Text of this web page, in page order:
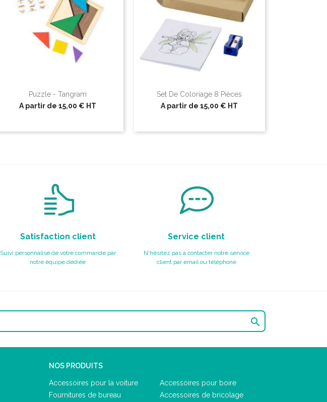
Puzzle - Tangram
A partir de 15,00 € HT
Set De Coloriage 8 Pièces
A partir de15,00 € HT
Satisfaction client
Suivi personnalisé de votre commande par
notre équipe dédiée
Service client
N'hésitez pas à contacter notre service
client par email ou téléphone

NOS PRODUITS
Accessoires pour la voiture
Fournitures de bureau
Accessoires pour boire
Accessoires de bricolage